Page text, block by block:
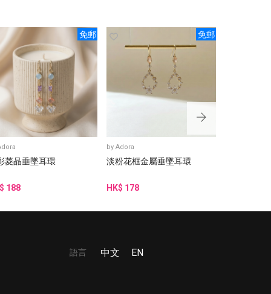
免郵
菱晶垂墜耳環
188
免郵
byAdora
淡粉花框金屬垂墜耳環
HK$ 178
語言 中文 EN